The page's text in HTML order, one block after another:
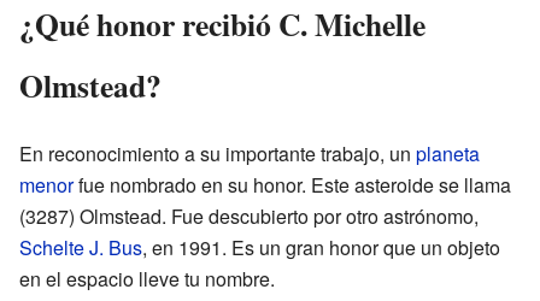
¿Qué honor recibió C. Michelle
Olmstead?
En reconocimiento a su importante trabajo, un planeta
menorfue nombrado en su honor. Este asteroide se llama
(3287) Olmstead. Fue descubierto por otro astrónomo,
Schelte J. Bus, en 1991. Es un gran honor que un objeto
en el espacio lleve tu nombre.